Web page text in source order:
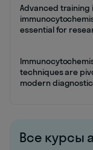
Advanced training
essential for
techniques are
modern
Все курсы